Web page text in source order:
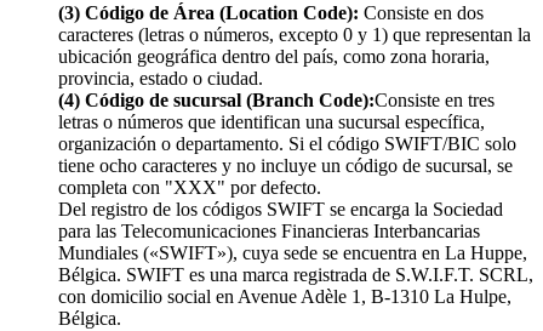
(3) Código de Área (Location Code): Consiste en dos
caracteres (letras o números, excepto 0 y 1) que representan la
ubicación geográfica dentro del país, como zona horaria,
provincia, estado o ciudad.
(4) Código de sucursal (Branch Code):Consiste en tres
letras o números que identifican una sucursal específica,
organización o departamento. Si el código SWIFT/BIC solo
tiene ocho caracteres y no incluye un código de sucursal, se
completa con "XXX" por defecto.
Del registro de los códigos SWIFT se encarga la Sociedad
para las Telecomunicaciones Financieras Interbancarias
Mundiales («SWIFT»), cuya sede se encuentra en La Huppe,
Bélgica. SWIFT es una marca registrada de S.W.I.F.T. SCRL,
con domicilio social en Avenue Adèle 1, B-1310 La Hulpe,
Bélgica.